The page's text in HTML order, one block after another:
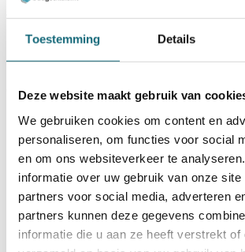
Toestemming Details
Deze website maakt gebruik van
We gebruiken cookies om content en
personaliseren, om functies voor social
en om ons websiteverkeer te
informatie over uw gebruik van onze site
partners voor social media, adverteren
partners kunnen deze gegevens
informatie die u aan ze heeft verstrekt of
Waar moet je op letten
kluis kopen?
om rekening mee te houden:
Gebruiksdoel bepalen
. Ga je de kluis
heb je een kluis voor thuis nodig?
vereisen vaak hogere
opslagruimte dan particuliere modellen.
Grootte van de kluis.Meet vooraf op
nodig hebt voor documenten, sieraden
waardevolle spullen en houd rekening
uitbreiding van je collectie.